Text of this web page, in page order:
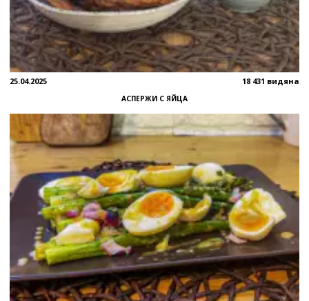
25.04.2025 18 431 видяна
АСПЕРЖИ С ЯЙЦА